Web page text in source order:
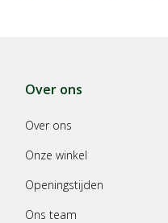
Over ons
Over ons
Onze winkel
Openingstijden
Ons team